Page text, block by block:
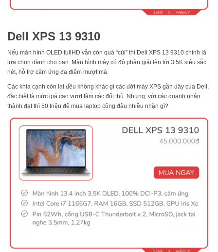
Dell XPS 13 9310
Nếu màn hình OLED fullHD vẫn còn quá “cùi” thì Dell XPS 13 9310 chính là
lựa chọn dành cho bạn. Màn hình máy có độ phân giải lên tới 3.5K siêu sắc
nét, hỗ trợ cảm ứng đa điểm mượt mà.
Các khía cạnh còn lại đều không khác gì các đời máy XPS gần đây của Dell,
đặc biệt là mức giá cao vượt tầm các đối thủ. Nhưng, với các doanh nhân
thành đạt thì 50 triệu để mua laptop cũng đâu nhiều nhặn gì?